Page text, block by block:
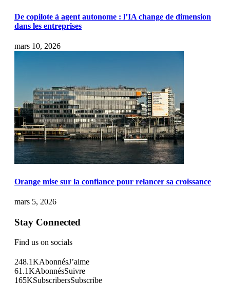
De copilote à agent autonome : l’IA change de dimension
dans les entreprises
mars 10, 2026
Orange mise sur la confiance pour relancer sa croissance
mars 5, 2026
Stay Connected
Find us on socials
248.1KAbonnésJ’aime
61.1KAbonnésSuivre
165KSubscribersSubscribe